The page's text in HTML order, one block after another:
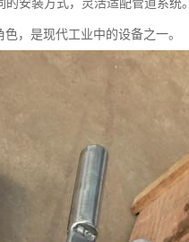
安装方式，灵活适配管道系统。
，是现代工业中的设备之一。